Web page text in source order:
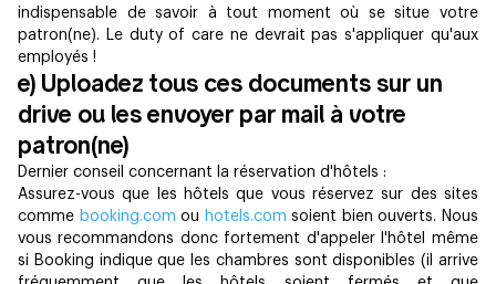
indispensable de savoir à tout moment où se situe votre
patron(ne). Le duty of care ne devrait pas s'appliquer qu'aux
employés !
e) Uploadez tous ces documents sur un
drive ou les envoyer par mail à votre
patron(ne)
Dernier conseil concernant la réservation d'hôtels :
Assurez-vous que les hôtels que vous réservez sur des sites
comme booking.comou hotels.comsoient bien ouverts. Nous
vous recommandons donc fortement d'appeler l'hôtel même
si Booking indique que les chambres sont disponibles (il arrive